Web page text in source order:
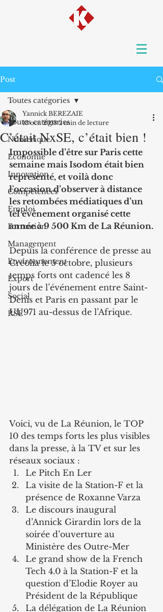
Post
Toutes catégories
Numerique
Economie
Innovation
Compétences
Emploi
Formation
Management
Environnement
Export
Social
RSE
Toutes catégories
C’était NxSE, c’était bien !
Yannick BEREZAIE
13 oct. 2018 2 min de lecture
Impossible d’être sur Paris cette
semaine mais Isodom était bien
représenté, et voilà donc
l'occasion d’observer à distance
les retombées médiatiques d’un
tel événement organisé cette
année à 9 500 Km de La Réunion.
Depuis la conférence de presse au
Créolia le 5 octobre, plusieurs
temps forts ont cadencé les 8
jours de l’événement entre Saint-
Denis et Paris en passant par le
UU971 au-dessus de l’Afrique.
Voici, vu de La Réunion, le TOP
10 des temps forts les plus visibles
dans la presse, à la TV et sur les
réseaux sociaux :
Le Pitch En Ler
La visite de la Station-F et la
présence de Roxanne Varza
Le discours inaugural
d’Annick Girardin lors de la
soirée d’ouverture au
Ministère des Outre-Mer
Le grand show de la French
Tech 4.0 à la Station-F et la
question d’Elodie Royer au
Président de la République
La délégation de La Réunion